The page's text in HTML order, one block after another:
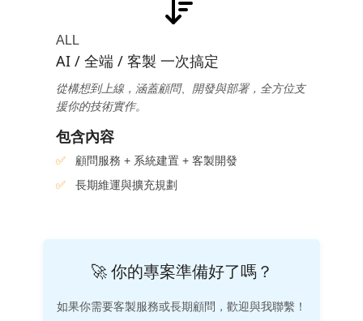
ALL
AI / 全端 / 客製 一次搞定
從構想到上線，涵蓋顧問、開發與部署，全方位支
援你的技術實作。
包含內容
顧問服務 + 系統建置 + 客製開發
長期維運與擴充規劃
🚀 你的專案準備好了嗎？
如果你需要客製服務或長期顧問，歡迎與我聯繫！